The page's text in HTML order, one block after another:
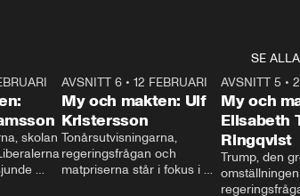
SE ALLA
24:30
skolan
27:30
AVSNITT 6 •12 FEBRUARI
My och makten: Ulf
Kristersson
Tonårsutvisningarna,
regeringsfrågan och
matpriserna står i fokus i
AVSNITT 5 •
My och
Elisabeth
Ringqvist
Trump, den